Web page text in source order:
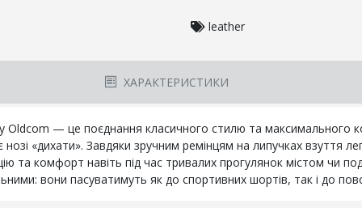
leather
ХАРАКТЕРИСТИКИ
Oldcom — це поєднання класичного стилю та максимального
«дихати». Завдяки зручним ремінцям на липучках взуття
та комфорт навіть під час тривалих прогулянок містом чи
вони пасуватимуть як до спортивних шортів, так і до